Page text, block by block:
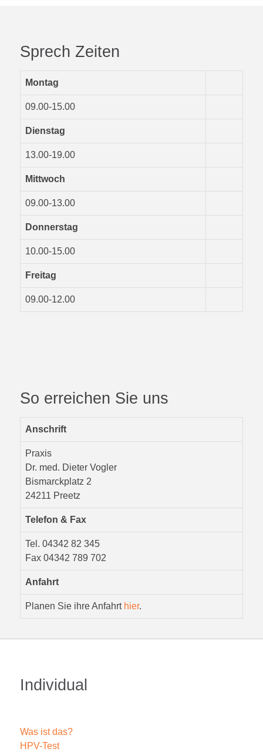
Sprech Zeiten
Montag
09.00-15.00
Dienstag
13.00-19.00
Mittwoch
09.00-13.00
Donnerstag
10.00-15.00
Freitag
09.00-12.00
So erreichen Sie uns
Anschrift
Praxis
Dr. med. Dieter Vogler
Bismarckplatz 2
24211 Preetz
Telefon & Fax
Tel. 04342 82 345
Fax 04342 789 702
Anfahrt
Planen Sie ihre Anfahrt hier.
Individual
Was ist das?
HPV-Test